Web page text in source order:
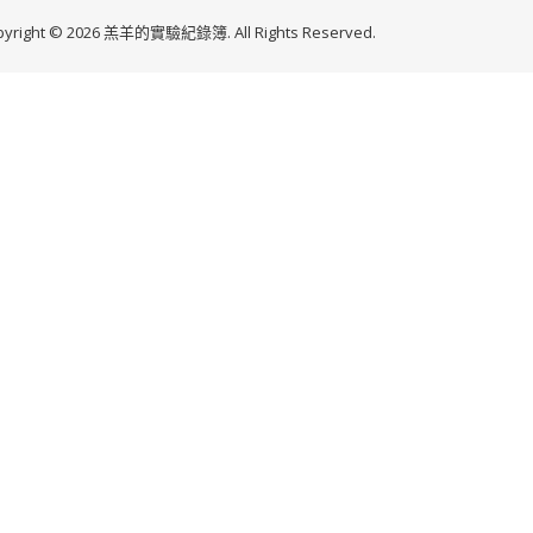
© 2026 羔羊的實驗紀錄簿. All Rights Reserved.